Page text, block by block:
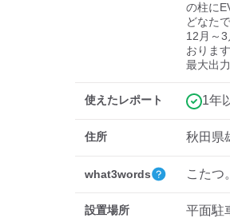
の柱に
どなた
12月～
おりま
最大出
使えたレポート 1年
住所 秋田県
what3words こたつ
設置場所 平面駐